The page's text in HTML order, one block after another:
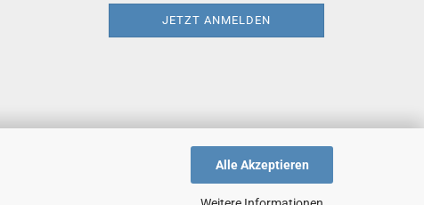
Alle Akzeptieren